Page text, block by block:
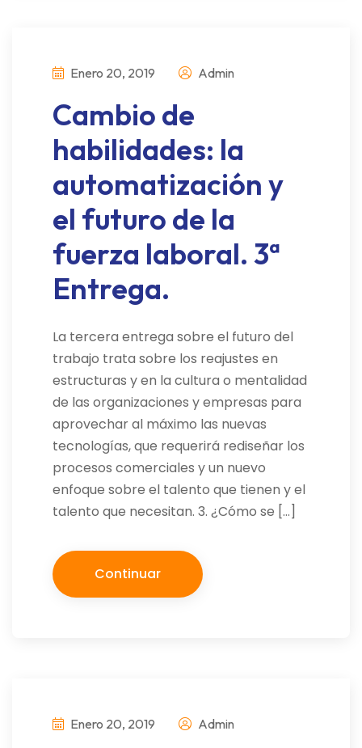
Enero 20, 2019 Admin
Cambio de
habilidades: la
automatización y
el futuro de la
fuerza laboral. 3ª
Entrega.
La tercera entrega sobre el futuro del
trabajo trata sobre los reajustes en
estructuras y en la cultura o mentalidad
de las organizaciones y empresas para
aprovechar al máximo las nuevas
tecnologías, que requerirá rediseñar los
procesos comerciales y un nuevo
enfoque sobre el talento que tienen y el
talento que necesitan. 3. ¿Cómo se […]
Continuar
Enero 20, 2019 Admin